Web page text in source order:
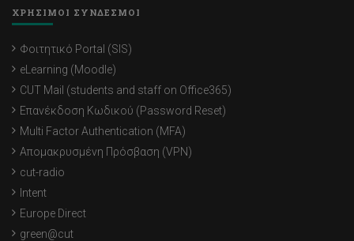
ΧΡΗΣΙΜΟΙ ΣΥΝΔΕΣΜΟΙ
Φοιτητικό Portal (SIS)
eLearning (Moodle)
CUT Mail (students and staff on Office365)
Επανέκδοση Κωδικού (Password Reset)
Multi Factor Authentication (MFA)
Απομακρυσμένη Πρόσβαση (VPN)
cut-radio
Intent
Europe Direct
green@cut